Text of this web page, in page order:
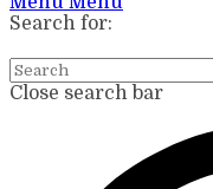
Search for:
Close search bar